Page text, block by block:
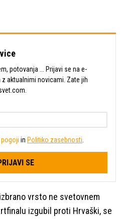
potovanja ... Prijavi se na e-
aktualnimi novicami. Zate jih
in Politiko zasebnosti
SE
vrsto ne svetovnem
izgubil proti Hrvaški, se